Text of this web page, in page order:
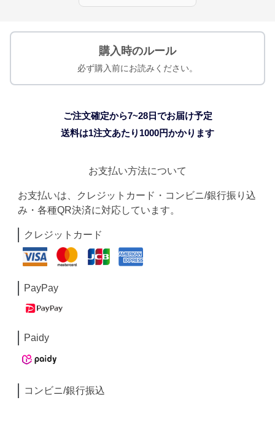
購入時のルール
必ず購入前にお読みください。
ご注文確定から7~28日でお届け予定
送料は1注文あたり 1000円かかります
お支払い方法について
お支払いは、クレジットカード・コンビニ/銀行振り込
み・各種QR決済に対応しています。
クレジットカード
PayPay
Paidy
コンビニ/銀行振込